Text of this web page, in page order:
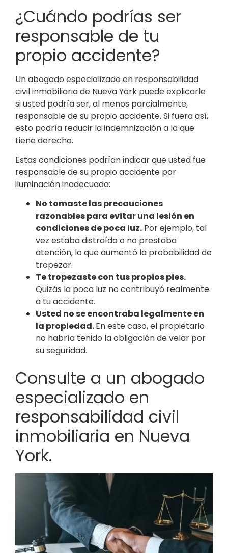
¿Cuándo podrías ser
responsable de tu
propio accidente?
Un abogado especializado en responsabilidad
civil inmobiliaria de Nueva York puede explicarle
si usted podría ser, al menos parcialmente,
responsable de su propio accidente. Si fuera así,
esto podría reducir la indemnización a la que
tiene derecho.
Estas condiciones podrían indicar que usted fue
responsable de su propio accidente por
iluminación inadecuada:
No tomaste las precauciones
razonables para evitar una lesión en
condiciones de poca luz. Por ejemplo, tal
vez estaba distraído o no prestaba
atención, lo que aumentó la probabilidad de
tropezar.
Te tropezaste con tus propios pies.
Quizás la poca luz no contribuyó realmente
a tu accidente.
Usted no se encontraba legalmente en
la propiedad.En este caso, el propietario
no habría tenido la obligación de velar por
su seguridad.
Consulte a un abogado
especializado en
responsabilidad civil
inmobiliaria en Nueva
York.